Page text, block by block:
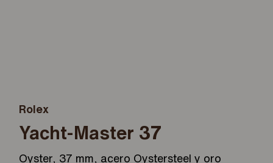
Rolex
Yacht-Master 37
Oyster, 37 mm, acero Oystersteel y oro